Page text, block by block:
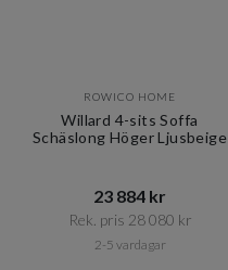
ROWICO HOME
Willard 4-sits Soffa
Schäslong Höger Ljusbeige
23 884 kr​​
Rek. pris 28 080 kr​​
2-5 vardagar